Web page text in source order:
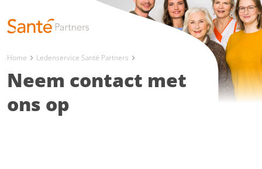
Home chevron_right Ledenservice Santé Partners chevron_right
Neem contact met
ons op